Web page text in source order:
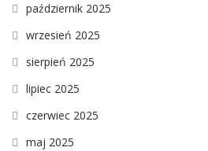
październik 2025
wrzesień 2025
sierpień 2025
lipiec 2025
czerwiec 2025
maj 2025